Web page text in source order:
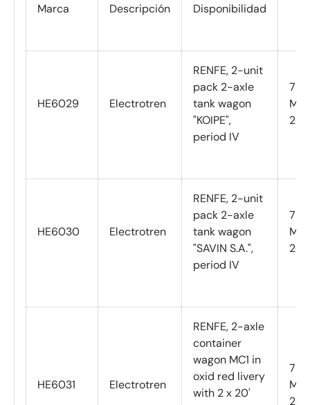
Marca Descripción Disponibilidad
HE6029 Electrotren
RENFE, 2-unit
pack 2-axle
tank wagon
"KOIPE",
period IV
7
Mar
HE6030 Electrotren
RENFE, 2-unit
pack 2-axle
tank wagon
"SAVIN S.A.",
period IV
7
Mar
HE6031 Electrotren
RENFE, 2-axle
container
wagon MC1 in
oxid red livery
with 2 x 20'
7
Mar